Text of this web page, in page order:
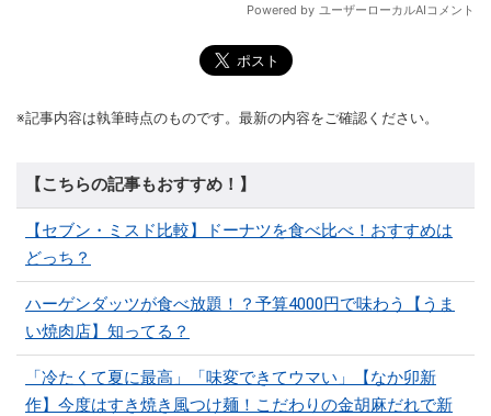
※記事内容は執筆時点のものです。最新の内容をご確認ください。
【こちらの記事もおすすめ！】
【セブン・ミスド比較】ドーナツを食べ比べ！おすすめは
どっち？
ハーゲンダッツが食べ放題！？予算4000円で味わう【うま
い焼肉店】知ってる？
「冷たくて夏に最高」「味変できてウマい」【なか卯新
作】今度はすき焼き風つけ麺！こだわりの金胡麻だれで新